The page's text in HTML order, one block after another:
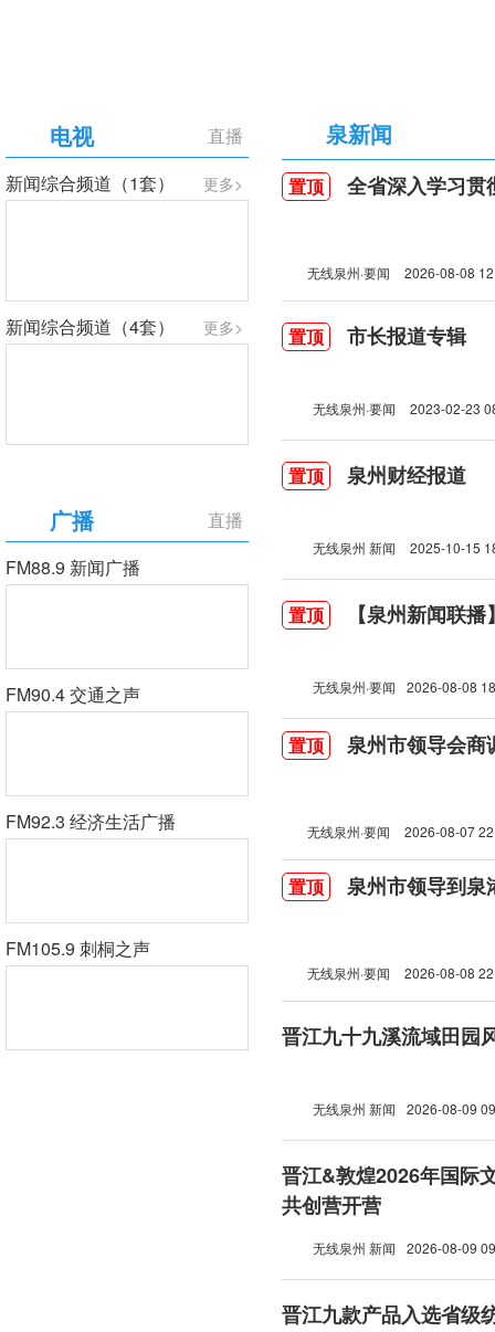
直播
电视
更多>
新闻综合频道（1套）
更多>
新闻综合频道（4套）
直播
广播
FM88.9 新闻广播
FM90.4 交通之声
FM92.3 经济生活广播
FM105.9 刺桐之声
泉新闻
置顶 全省深入学习贯彻习
无线泉州·要闻 2026-08-08
置顶 市长报道专辑
无线泉州·要闻 2023-02-23
置顶 泉州财经报道
无线泉州 新闻 2025-10-15
置顶 【泉州新闻联
无线泉州·要闻 2026-08-08
置顶 泉州市领导会商
无线泉州·要闻 2026-08-07
置顶 泉州市领导到泉
无线泉州·要闻 2026-08-08
晋江九十九溪流域田园
无线泉州 新闻 2026-08-09
晋江&敦煌2026年国际
共创营开营
无线泉州 新闻 2026-08-09
晋江九款产品入选省级